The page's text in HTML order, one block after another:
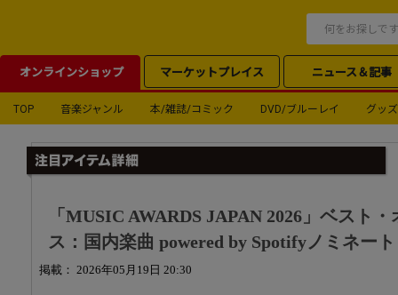
オンラインショップ マーケットプレイス ニュース＆記事
TOP 音楽ジャンル 本/雑誌/コミック DVD/ブルーレイ グッズ
「MUSIC AWARDS JAPAN 2026」ベスト
ス：国内楽曲 powered by Spotifyノミネート
掲載： 2026年05月19日 20:30